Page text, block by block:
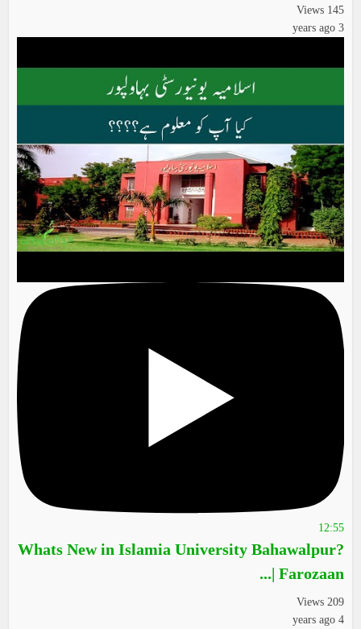
145 Views
3 years ago
12:55
Whats New in Islamia University Bahawalpur?
| Farozaan...
209 Views
4 years ago